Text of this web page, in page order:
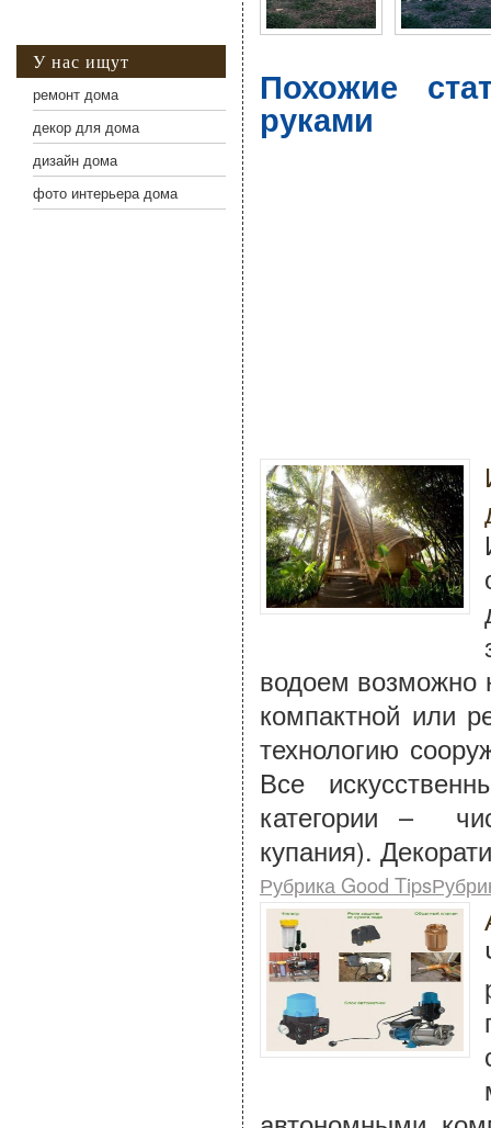
Похожие
руками
водоем возможно
компактной или
технологию
Все
категории –
купания).
Рубрика Good
У нас ищут
ремонт дома
декор для дома
дизайн дома
фото интерьера дома